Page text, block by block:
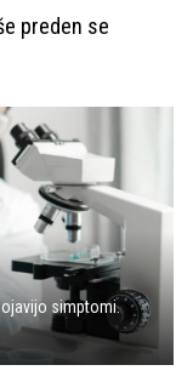
preden se
simptomi.